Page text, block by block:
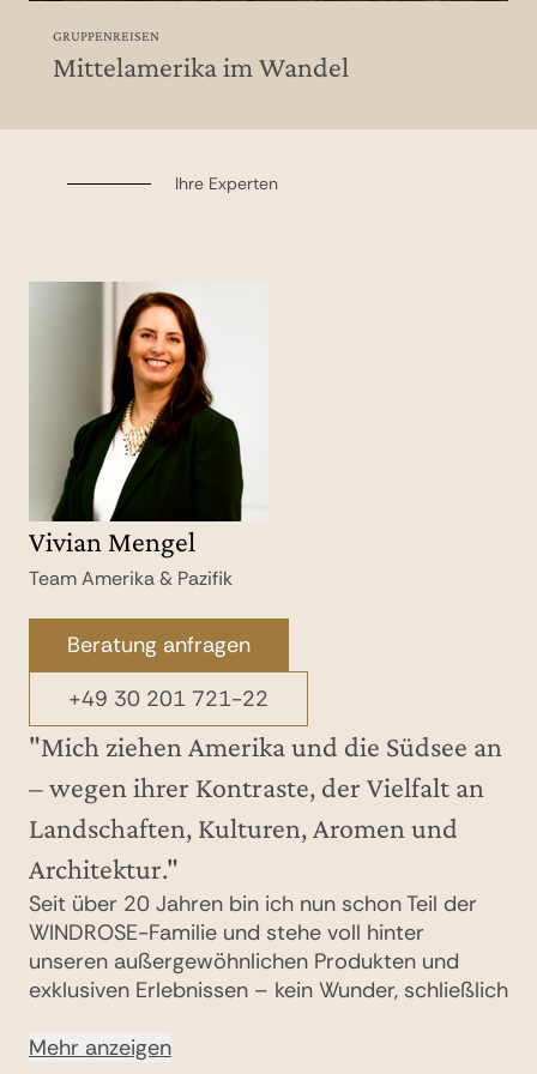
GRUPPENREISEN
Mittelamerika im Wandel
Ihre Experten
Vivian Mengel
Team Amerika & Pazifik
Beratung anfragen
+49 30 201 721-22
"Mich ziehen Amerika und die Südsee an
– wegen ihrer Kontraste, der Vielfalt an
Landschaften, Kulturen, Aromen und
Architektur."
Seit über 20 Jahren bin ich nun schon Teil der
WINDROSE-Familie und stehe voll hinter
unseren außergewöhnlichen Produkten und
exklusiven Erlebnissen – kein Wunder, schließlich
auf andere Kulturen quasi in die Wiege gelegt,
Mehr anzeigen